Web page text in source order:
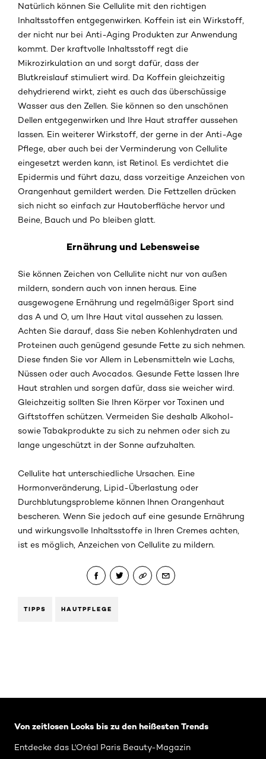
Natürlich können Sie Cellulite mit den richtigen
Inhaltsstoffen entgegenwirken. Koffein ist ein Wirkstoff,
der nicht nur bei Anti-Aging Produkten zur Anwendung
kommt. Der kraftvolle Inhaltsstoff regt die
Mikrozirkulation an und sorgt dafür, dass der
Blutkreislauf stimuliert wird. Da Koffein gleichzeitig
dehydrierend wirkt, zieht es auch das überschüssige
Wasser aus den Zellen. Sie können so den unschönen
Dellen entgegenwirken und Ihre Haut straffer aussehen
lassen. Ein weiterer Wirkstoff, der gerne in der Anti-Age
Pflege, aber auch bei der Verminderung von Cellulite
eingesetzt werden kann, ist Retinol. Es verdichtet die
Epidermis und führt dazu, dass vorzeitige Anzeichen von
Orangenhaut gemildert werden. Die Fettzellen drücken
sich nicht so einfach zur Hautoberfläche hervor und
Beine, Bauch und Po bleiben glatt.
Ernährung und Lebensweise
Sie können Zeichen von Cellulite nicht nur von außen
mildern, sondern auch von innen heraus. Eine
ausgewogene Ernährung und regelmäßiger Sport sind
das A und O, um Ihre Haut vital aussehen zu lassen.
Achten Sie darauf, dass Sie neben Kohlenhydraten und
Proteinen auch genügend gesunde Fette zu sich nehmen.
Diese finden Sie vor Allem in Lebensmitteln wie Lachs,
Nüssen oder auch Avocados. Gesunde Fette lassen Ihre
Haut strahlen und sorgen dafür, dass sie weicher wird.
Gleichzeitig sollten Sie Ihren Körper vor Toxinen und
Giftstoffen schützen. Vermeiden Sie deshalb Alkohol-
sowie Tabakprodukte zu sich zu nehmen oder sich zu
lange ungeschützt in der Sonne aufzuhalten.
Cellulite hat unterschiedliche Ursachen. Eine
Hormonveränderung, Lipid-Überlastung oder
Durchblutungsprobleme können Ihnen Orangenhaut
bescheren. Wenn Sie jedoch auf eine gesunde Ernährung
und wirkungsvolle Inhaltsstoffe in Ihren Cremes achten,
ist es möglich, Anzeichen von Cellulite zu mildern.
TIPPS HAUTPFLEGE
Von zeitlosen Looks bis zu den heißesten Trends
Entdecke das L'Oréal Paris Beauty-Magazin